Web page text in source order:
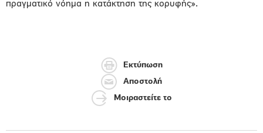
πραγματικό νόημα η κατάκτηση της κορυφής».
Εκτύπωση
Αποστολή
Μοιραστείτε το